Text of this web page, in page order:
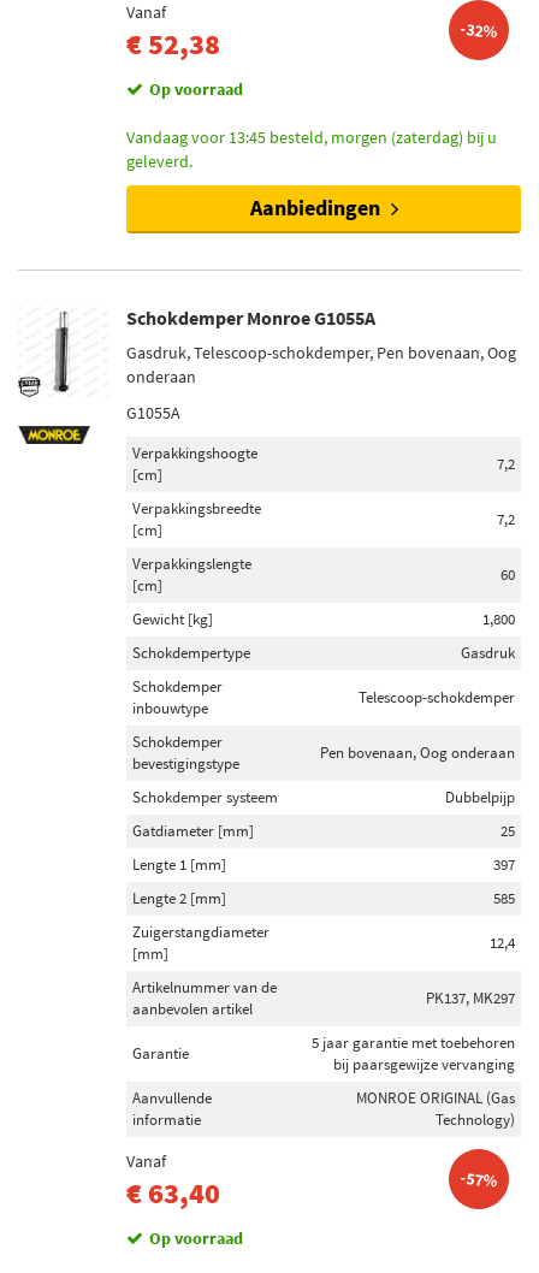
Vanaf
€ 52,38 -32%
Op voorraad
Vandaag voor 13:45 besteld, morgen (zaterdag) bij u
geleverd.
Aanbiedingen
Schokdemper Monroe G1055A
Gasdruk, Telescoop-schokdemper, Pen bovenaan, Oog
onderaan
G1055A
Verpakkingshoogte
[cm]
7,2
Verpakkingsbreedte
[cm]
7,2
Verpakkingslengte
[cm]
60
Gewicht [kg]
1,800
Schokdempertype
Gasdruk
Schokdemper
inbouwtype
Telescoop-schokdemper
Schokdemper
bevestigingstype
Pen bovenaan, Oog onderaan
Schokdemper systeem
Dubbelpijp
Gatdiameter [mm]
25
Lengte 1 [mm]
397
Lengte 2 [mm]
585
Zuigerstangdiameter
[mm]
12,4
Artikelnummer van de
aanbevolen artikel
PK137, MK297
Garantie
5 jaar garantie met toebehoren
bij paarsgewijze vervanging
Aanvullende
informatie
MONROE ORIGINAL (Gas
Technology)
Vanaf
€ 63,40 -57%
Op voorraad